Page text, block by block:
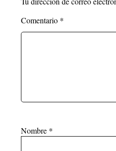
Comentario *
Nombre *